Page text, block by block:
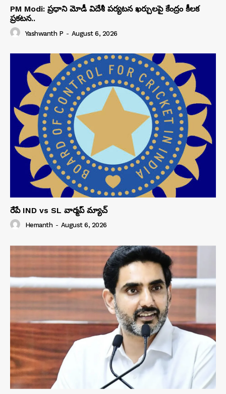
PM Modi: ప్రధాని మోడీ విదేశీ పర్యటన ఖర్చులపై కేంద్రం కీలక
ప్రకటన..
Yashwanth P - August 6, 2026
రేపే IND vs SL వార్మప్ మ్యాచ్
Hemanth - August 6, 2026